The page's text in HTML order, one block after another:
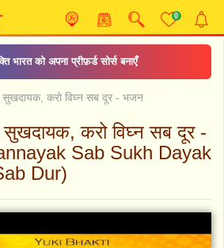
0
भारत को अपना प्रीफ़र्ड सोर्स बनाएँ
करो विघ्न सब दूर - भजन
करो विघ्न सब दूर -
Sab Sukh Dayak
Dur)